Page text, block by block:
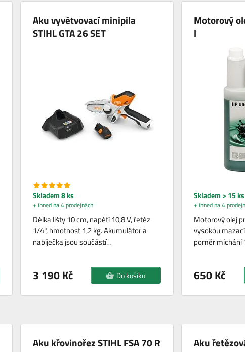
Aku vyvětvovací minipila
STIHL GTA 26 SET
Skladem 8 ks
+ ihned na 4 prodejnách
Délka lišty 10 cm, napětí 10,8 V, řetěz
1/4", hmotnost 1,2 kg. Akumulátor a
nabíječka jsou součástí…
3 190 Kč Do košíku
Motorový
l
Skladem > 15 ks
+ ihned na 4
Motorový olej
vysokou
poměr míchání
650 Kč
Aku křovinořez STIHL FSA 70 R
Aku